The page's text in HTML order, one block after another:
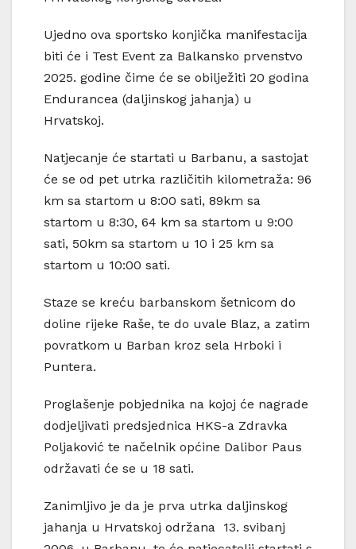
Ujedno ova sportsko konjička manifestacija
biti će i Test Event za Balkansko prvenstvo
2025. godine čime će se obilježiti 20 godina
Endurancea (daljinskog jahanja) u
Hrvatskoj.
Natjecanje će startati u Barbanu, a sastojat
će se od pet utrka različitih kilometraža: 96
km sa startom u 8:00 sati, 89km sa
startom u 8:30, 64 km sa startom u 9:00
sati, 50km sa startom u 10 i 25 km sa
startom u 10:00 sati.
Staze se kreću barbanskom šetnicom do
doline rijeke Raše, te do uvale Blaz, a zatim
povratkom u Barban kroz sela Hrboki i
Puntera.
Proglašenje pobjednika na kojoj će nagrade
dodjeljivati predsjednica HKS-a Zdravka
Poljaković te načelnik općine Dalibor Paus
održavati će se u 18 sati.
Zanimljivo je da je prva utrka daljinskog
jahanja u Hrvatskoj održana 13. svibanj